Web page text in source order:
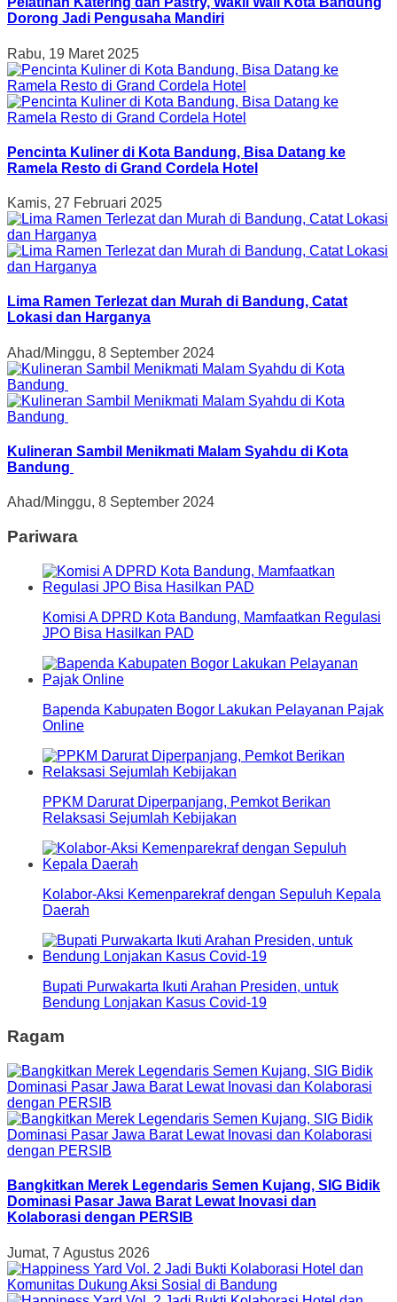
Dorong Jadi Pengusaha Mandiri
Rabu, 19 Maret 2025
Pencinta Kuliner di Kota Bandung, Bisa Datang ke
Ramela Resto di Grand Cordela Hotel
Kamis, 27 Februari 2025
Lima Ramen Terlezat dan Murah di Bandung, Catat
Lokasi dan Harganya
Ahad/Minggu, 8 September 2024
Kulineran Sambil Menikmati Malam Syahdu di Kota
Bandung
Ahad/Minggu, 8 September 2024
Pariwara
Komisi A DPRD Kota Bandung, Mamfaatkan Regulasi
JPO Bisa Hasilkan PAD
Bapenda Kabupaten Bogor Lakukan Pelayanan Pajak
Online
PPKM Darurat Diperpanjang, Pemkot Berikan
Relaksasi Sejumlah Kebijakan
Kolabor-Aksi Kemenparekraf dengan Sepuluh Kepala
Daerah
Bupati Purwakarta Ikuti Arahan Presiden, untuk
Bendung Lonjakan Kasus Covid-19
Ragam
Bangkitkan Merek Legendaris Semen Kujang, SIG Bidik
Dominasi Pasar Jawa Barat Lewat Inovasi dan
Kolaborasi dengan PERSIB
Jumat, 7 Agustus 2026